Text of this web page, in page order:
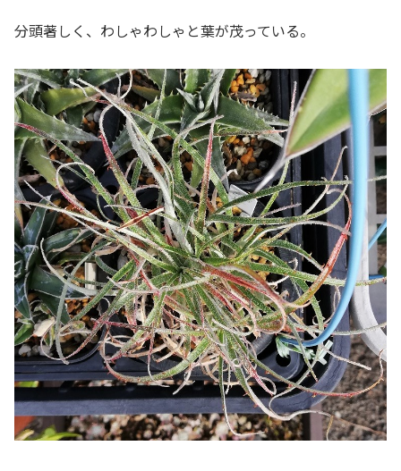
分頭著しく、わしゃわしゃと葉が茂っている。